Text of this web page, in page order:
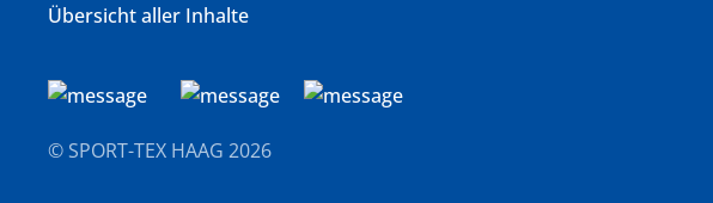
Übersicht aller Inhalte
© SPORT-TEX HAAG 2026